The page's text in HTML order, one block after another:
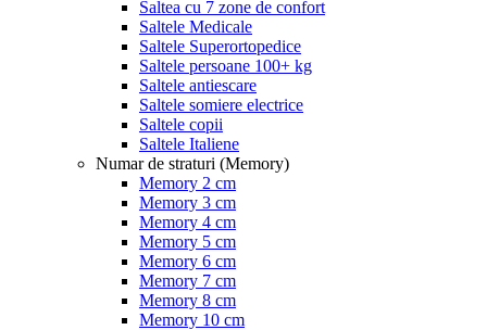
Saltea cu 7 zone de confort
Saltele Medicale
Saltele Superortopedice
Saltele persoane 100+ kg
Saltele antiescare
Saltele somiere electrice
Saltele copii
Saltele Italiene
Numar de straturi (Memory)
Memory 2 cm
Memory 3 cm
Memory 4 cm
Memory 5 cm
Memory 6 cm
Memory 7 cm
Memory 8 cm
Memory 10 cm